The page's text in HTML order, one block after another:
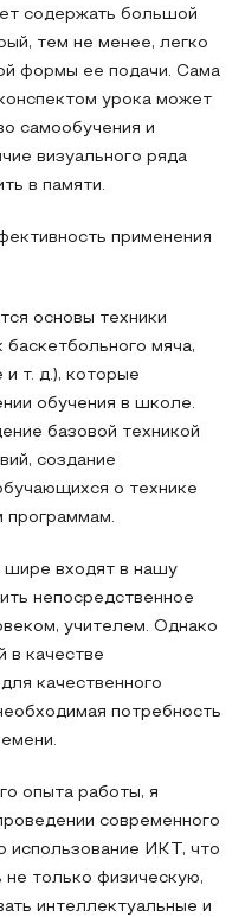
содержать большой
тем не менее, легко
формы ее подачи. Сама
урока может
самообучения и
визуального ряда
в памяти.
применения
основы техники
баскетбольного мяча,
и т. д.), которые
обучения в школе.
базовой техникой
создание
о технике
программам.
шире входят в нашу
непосредственное
учителем. Однако
в качестве
качественного
потребность
опыта работы, я
современного
использование ИКТ, что
только физическую,
интеллектуальные и